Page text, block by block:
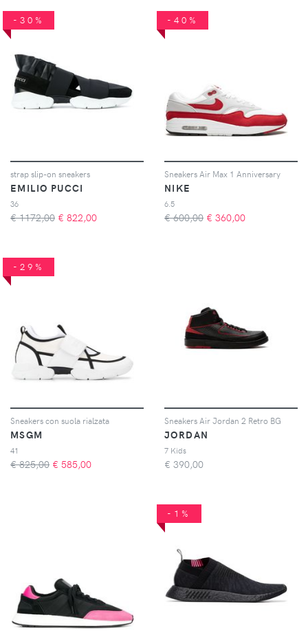
-30%
strap slip-on sneakers
EMILIO PUCCI
36
€ 1172,00 € 822,00
-40%
Sneakers Air Max 1 Anniversary
NIKE
6.5
€ 600,00 € 360,00
-29%
Sneakers con suola rialzata
MSGM
41
€ 825,00 € 585,00
Sneakers Air Jordan 2 Retro BG
JORDAN
7 Kids
€ 390,00
-1%